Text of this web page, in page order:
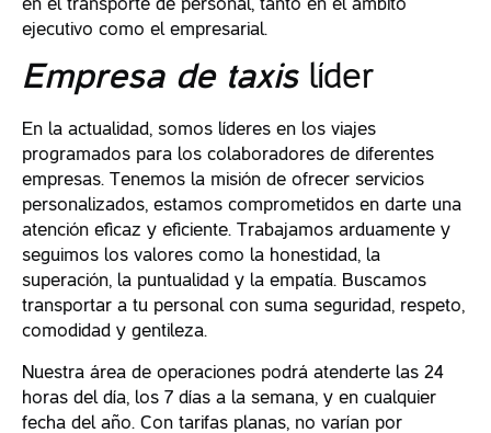
en el transporte de personal, tanto en el ámbito
ejecutivo como el empresarial.
Empresa de taxislíder
En la actualidad, somos líderes en los viajes
programados para los colaboradores de diferentes
empresas. Tenemos la misión de ofrecer servicios
personalizados, estamos comprometidos en darte una
atención eficaz y eficiente. Trabajamos arduamente y
seguimos los valores como la honestidad, la
superación, la puntualidad y la empatía. Buscamos
transportar a tu personal con suma seguridad, respeto,
comodidad y gentileza.
Nuestra área de operaciones podrá atenderte las 24
horas del día, los 7 días a la semana, y en cualquier
fecha del año. Con tarifas planas, no varían por